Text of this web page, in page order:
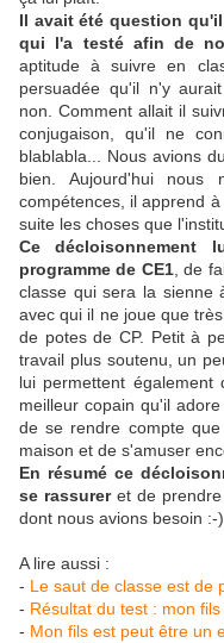
Il avait été question
qui l'a testé afin de
aptitude à suivre en
persuadée qu'il n'y
non. Comment allait il
conjugaison, qu'il ne
blablabla... Nous avions
bien. Aujourd'hui nous
compétences, il apprend
suite les choses que
Ce décloisonnement
programme de CE1, de
classe qui sera la sienne
avec qui il ne joue que
de potes de CP. Petit à
travail plus soutenu, un
lui permettent également
meilleur copain qu'il
de se rendre compte
maison et de s'amuser
En résumé ce
se rassurer et de
dont nous avions besoin :-)
A lire aussi :
- Le saut de classe est de
- Résultat du test : mon
- Mon fils est peut être un